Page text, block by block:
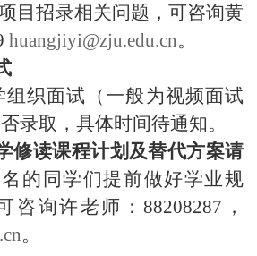
目招录相关问题，可咨询黄
huangjiyi@zju.edu.cn。
组织面试（一般为视频面试
录取，具体时间待通知。
修读课程计划及替代方案请
的同学们提前做好学业规
咨询许老师：88208287 ，
。